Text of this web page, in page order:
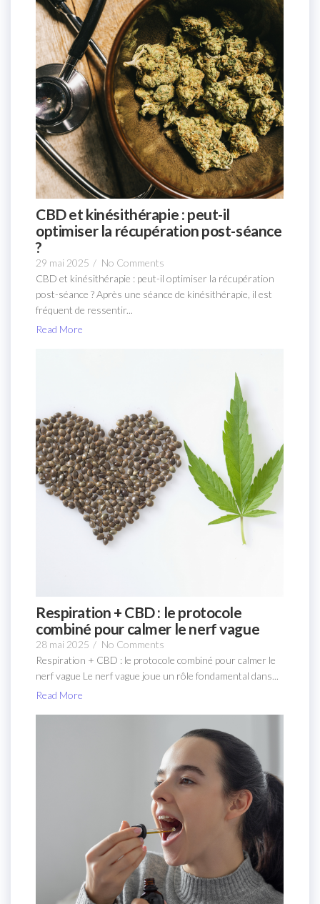
CBD et kinésithérapie : peut-il
optimiser la récupération post-séance
?
29 mai 2025 / No Comments
CBD et kinésithérapie : peut-il optimiser la récupération
post-séance ? Après une séance de kinésithérapie, il est
fréquent de ressentir...
Read More
Respiration + CBD : le protocole
combiné pour calmer le nerf vague
28 mai 2025 / No Comments
Respiration + CBD : le protocole combiné pour calmer le
nerf vague Le nerf vague joue un rôle fondamental dans...
Read More